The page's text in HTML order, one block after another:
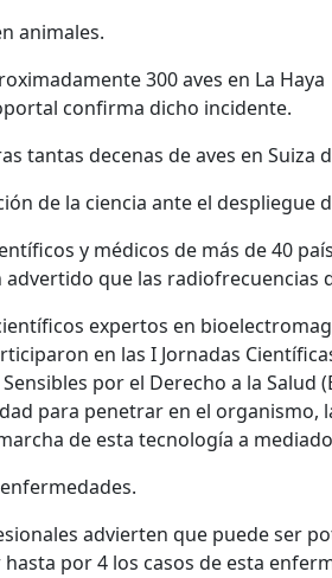
animales.
300 aves en La
confirma dicho incidente.
tantas decenas de aves en
de la ciencia ante el
y médicos de más de 40
advertido que las radiofrecuencias
expertos en
en las I Jornadas
por el Derecho a la Salud
para penetrar en el organismo,
de esta tecnología a
advierten que puede ser
por 4 los casos de esta